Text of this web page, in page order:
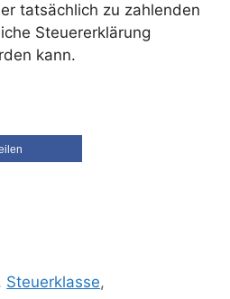
tatsächlich zu zahlenden
Steuererklärung
kann.
Steuerklasse,